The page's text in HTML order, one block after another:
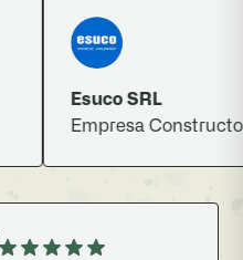
Esuco SRL
Empresa Constructora